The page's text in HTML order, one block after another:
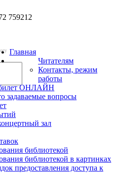
759212
Главная
Читателям
Контакты, режим
работы
билет ОНЛАЙН
задаваемые вопросы
зал
библиотекой
библиотекой в картинках
предоставления доступа к